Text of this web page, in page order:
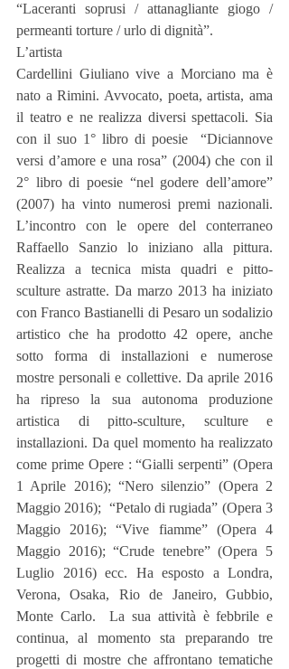
“Laceranti soprusi / attanagliante giogo /
permeanti torture / urlo di dignità”.
L’artista
Cardellini Giuliano vive a Morciano ma è
nato a Rimini. Avvocato, poeta, artista, ama
il teatro e ne realizza diversi spettacoli. Sia
con il suo 1° libro di poesie  “Diciannove
versi d’amore e una rosa” (2004) che con il
2° libro di poesie “nel godere dell’amore”
(2007) ha vinto numerosi premi nazionali.
L’incontro con le opere del conterraneo
Raffaello Sanzio lo iniziano alla pittura.
Realizza a tecnica mista quadri e pitto-
sculture astratte. Da marzo 2013 ha iniziato
con Franco Bastianelli di Pesaro un sodalizio
artistico che ha prodotto 42 opere, anche
sotto forma di installazioni e numerose
mostre personali e collettive. Da aprile 2016
ha ripreso la sua autonoma produzione
artistica di pitto-sculture, sculture e
installazioni. Da quel momento ha realizzato
come prime Opere : “Gialli serpenti” (Opera
1 Aprile 2016); “Nero silenzio” (Opera 2
Maggio 2016);  “Petalo di rugiada” (Opera 3
Maggio 2016); “Vive fiamme” (Opera 4
Maggio 2016); “Crude tenebre” (Opera 5
Luglio 2016) ecc. Ha esposto a Londra,
Verona, Osaka, Rio de Janeiro, Gubbio,
Monte Carlo.  La sua attività è febbrile e
continua, al momento sta preparando tre
progetti di mostre che affrontano tematiche